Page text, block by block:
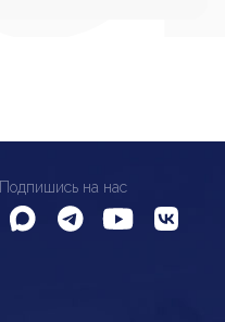
Подпишись на нас